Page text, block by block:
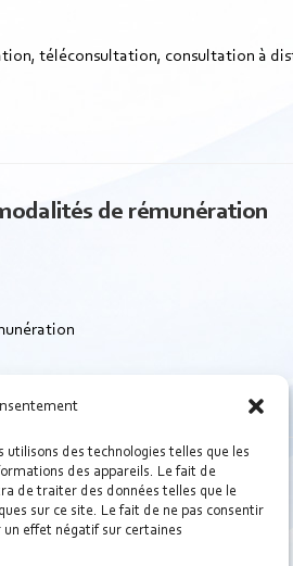
des technologies telles que les
des appareils. Le fait de
de traiter des données telles que le
sur ce site. Le fait de ne pas consentir
effet négatif sur certaines
téléconsultation, consultation à
de rémunération